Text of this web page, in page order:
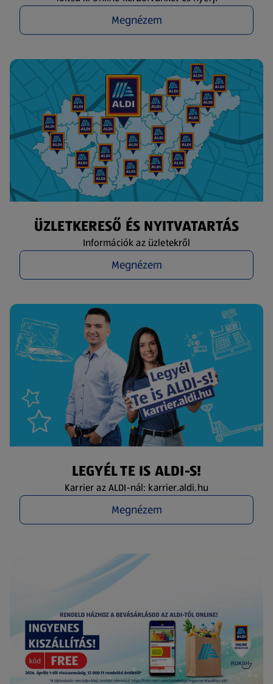
Megnézem
ÜZLETKERESŐ ÉS NYITVATARTÁS
Információk az üzletekről
Megnézem
LEGYÉL TE IS ALDI-S!
Karrier az ALDI-nál: karrier.aldi.hu
Megnézem